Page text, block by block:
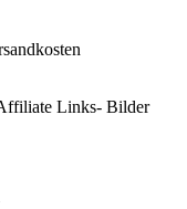
Links- Bilder